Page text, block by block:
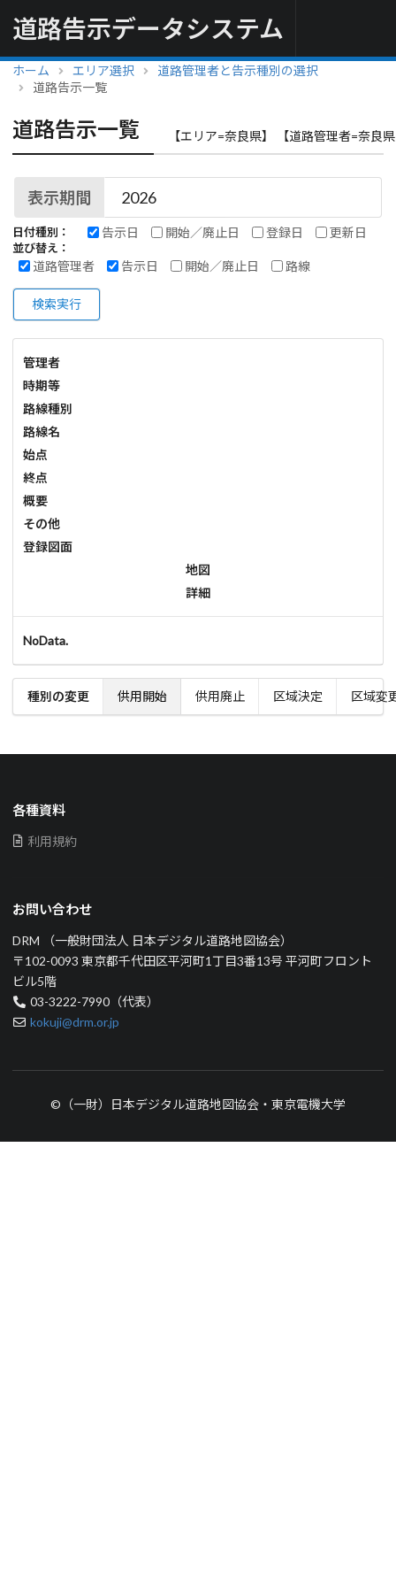
道路告示データシステム
ホーム エリア選択
道路管理者と告示種別の選択
道路告示一覧
道路告示一覧 【エリア=奈良県】 【道路管理者=奈良
表示期間
日付種別： 告示日 開始／廃止日 登録日 更新日
並び替え：
道路管理者 告示日 開始／廃止日 路線
検索実行
管理者
時期等
路線種別
路線名
始点
終点
概要
その他
登録図面
地図
詳細
NoData.
種別の変更 供用開始 供用廃止 区域決定 区域変
各種資料
利用規約
お問い合わせ
DRM （一般財団法人 日本デジタル道路地図協会）
〒102-0093 東京都千代田区平河町1丁目3番13号 平河町フロント
ビル5階
03-3222-7990（代表）
kokuji@drm.or.jp
©（一財）日本デジタル道路地図協会・東京電機大学